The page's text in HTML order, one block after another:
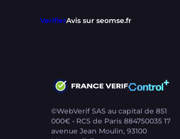
VerifierAvis sur seomse.fr
©WebVerif SAS au capital de 851
000€ • RCS de Paris 884750035 17
avenue Jean Moulin, 93100